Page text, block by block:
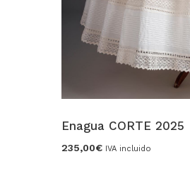
Enagua CORTE 2025
235,00€ IVA incluido